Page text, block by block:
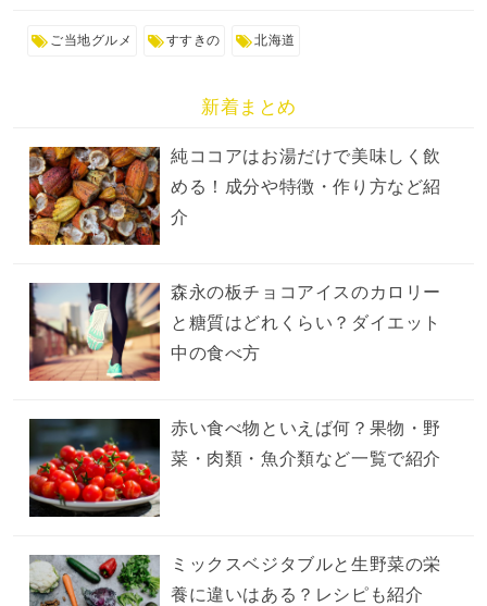
ご当地グルメ すすきの 北海道
新着まとめ
純ココアはお湯だけで美味しく飲
める！成分や特徴・作り方など紹
介
森永の板チョコアイスのカロリー
と糖質はどれくらい？ダイエット
中の食べ方
赤い食べ物といえば何？果物・野
菜・肉類・魚介類など一覧で紹介
ミックスベジタブルと生野菜の栄
養に違いはある？レシピも紹介